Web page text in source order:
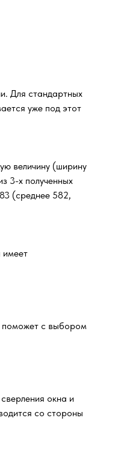
Для стандартных
уже под этот
величину (ширину
3-х полученных
(среднее 582,
имеет
поможет с выбором
окна и
со стороны